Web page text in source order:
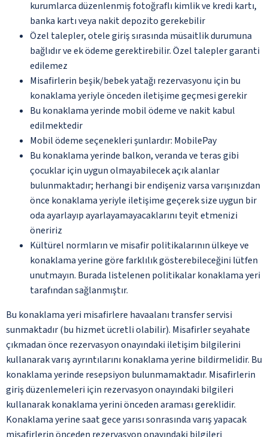
kurumlarca düzenlenmiş fotoğraflı kimlik ve kredi kartı,
banka kartı veya nakit depozito gerekebilir
Özel talepler, otele giriş sırasında müsaitlik durumuna
bağlıdır ve ek ödeme gerektirebilir. Özel talepler garanti
edilemez
Misafirlerin beşik/bebek yatağı rezervasyonu için bu
konaklama yeriyle önceden iletişime geçmesi gerekir
Bu konaklama yerinde mobil ödeme ve nakit kabul
edilmektedir
Mobil ödeme seçenekleri şunlardır: MobilePay
Bu konaklama yerinde balkon, veranda ve teras gibi
çocuklar için uygun olmayabilecek açık alanlar
bulunmaktadır; herhangi bir endişeniz varsa varışınızdan
önce konaklama yeriyle iletişime geçerek size uygun bir
oda ayarlayıp ayarlayamayacaklarını teyit etmenizi
öneririz
Kültürel normların ve misafir politikalarının ülkeye ve
konaklama yerine göre farklılık gösterebileceğini lütfen
unutmayın. Burada listelenen politikalar konaklama yeri
tarafından sağlanmıştır.
Bu konaklama yeri misafirlere havaalanı transfer servisi
sunmaktadır (bu hizmet ücretli olabilir). Misafirler seyahate
çıkmadan önce rezervasyon onayındaki iletişim bilgilerini
kullanarak varış ayrıntılarını konaklama yerine bildirmelidir. Bu
konaklama yerinde resepsiyon bulunmamaktadır. Misafirlerin
giriş düzenlemeleri için rezervasyon onayındaki bilgileri
kullanarak konaklama yerini önceden araması gereklidir.
Konaklama yerine saat gece yarısı sonrasında varış yapacak
misafirlerin önceden rezervasyon onayındaki bilgileri